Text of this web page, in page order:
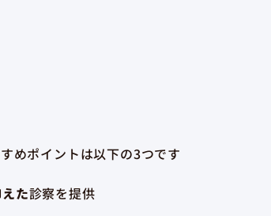
めポイントは以下の3つです
た診察を提供